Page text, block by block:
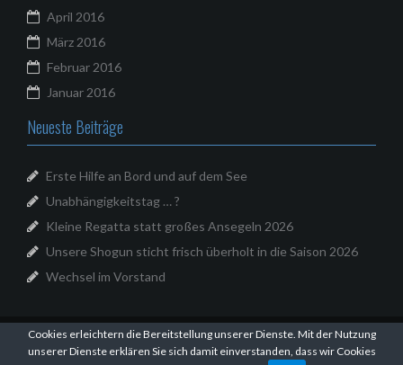
April 2016
März 2016
Februar 2016
Januar 2016
Neueste Beiträge
Erste Hilfe an Bord und auf dem See
Unabhängigkeitstag … ?
Kleine Regatta statt großes Ansegeln 2026
Unsere Shogun sticht frisch überholt in die Saison 2026
Wechsel im Vorstand
Stolz präsentiert von WordPress|Theme: Oriavon
JustFreeThemes.
Cookies erleichtern die Bereitstellung unserer Dienste. Mit der Nutzung
unserer Dienste erklären Sie sich damit einverstanden, dass wir Cookies